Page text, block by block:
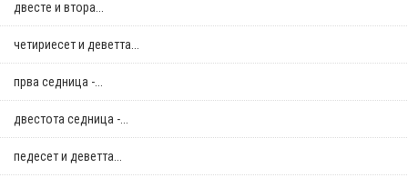
двестe и втора...
четириесет и деветта...
прва седница -...
двестота седница -...
педесет и деветта...